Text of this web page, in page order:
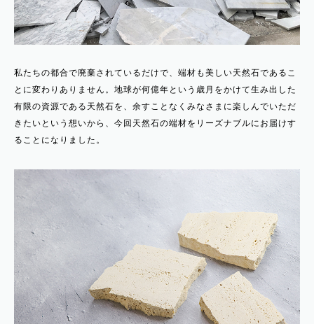
私たちの都合で廃棄されているだけで、端材も美しい天然石であるこ
とに変わりありません。地球が何億年という歳月をかけて生み出した
有限の資源である天然石を、余すことなくみなさまに楽しんでいただ
きたいという想いから、今回天然石の端材をリーズナブルにお届けす
ることになりました。